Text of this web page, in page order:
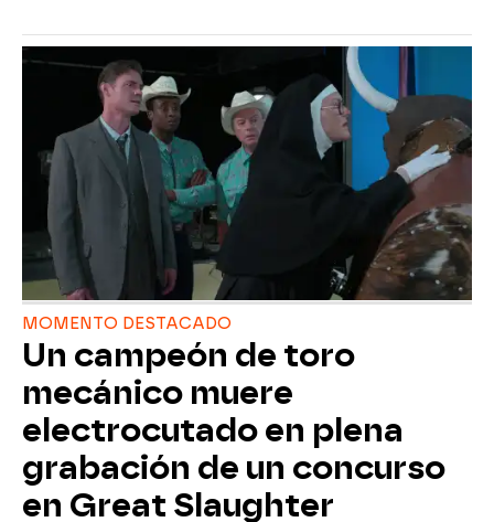
MOMENTO DESTACADO
Un campeón de toro
mecánico muere
electrocutado en plena
grabación de un concurso
en Great Slaughter